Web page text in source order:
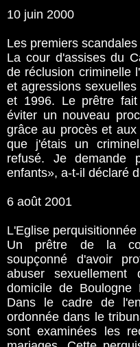
10 juin 2000
Les premiers scandales
La cour d'assises du
de réclusion criminelle
et agressions
et 1996. Le prêtre
éviter un nouveau
grâce au procès et
que j'étais un
refusé. Je demande
enfants», a-t-il déclaré
6 août 2001
L'Eglise perquisitionnée
Un prêtre de la
soupçonné d'avoir
abuser
domicile de Boulogne
Dans le cadre de
ordonnée dans le
sont examinées les